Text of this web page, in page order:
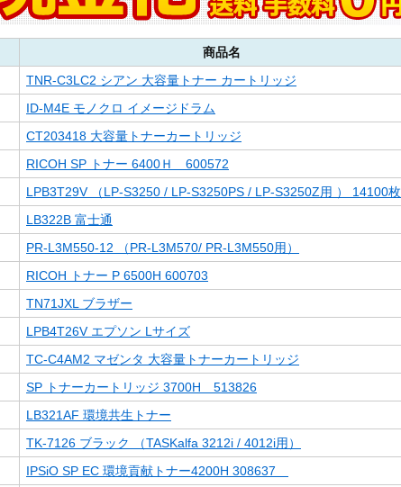
商品名
TNR-C3LC2 シアン 大容量トナー カートリッジ
ID-M4E モノクロ イメージドラム
CT203418 大容量トナーカートリッジ
RICOH SP トナー 6400Ｈ 600572
LPB3T29V （LP-S3250 / LP-S3250PS / LP-S3250Z用 ） 14100枚
LB322B 富士通
PR-L3M550-12 （PR-L3M570/ PR-L3M550用）
RICOH トナー P 6500H 600703
TN71JXL ブラザー
LPB4T26V エプソン Lサイズ
TC-C4AM2 マゼンタ 大容量トナーカートリッジ
SP トナーカートリッジ 3700H 513826
LB321AF 環境共生トナー
TK-7126 ブラック （TASKalfa 3212i / 4012i用）
IPSiO SP EC 環境貢献トナー4200H 308637